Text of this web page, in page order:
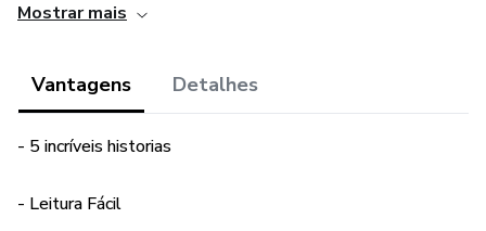
a série perfeita para compartilhar a fé com os pequenos.
Garanta agora mesmo esses ebooks e proporcione
momentos inesquecíveis de aprendizado e diversão!
Adquirindo a coleção completa você tem (30% de
vendido separadamente.
Mostrar mais
Vantagens Detalhes
- 5 incríveis historias
- Leitura Fácil